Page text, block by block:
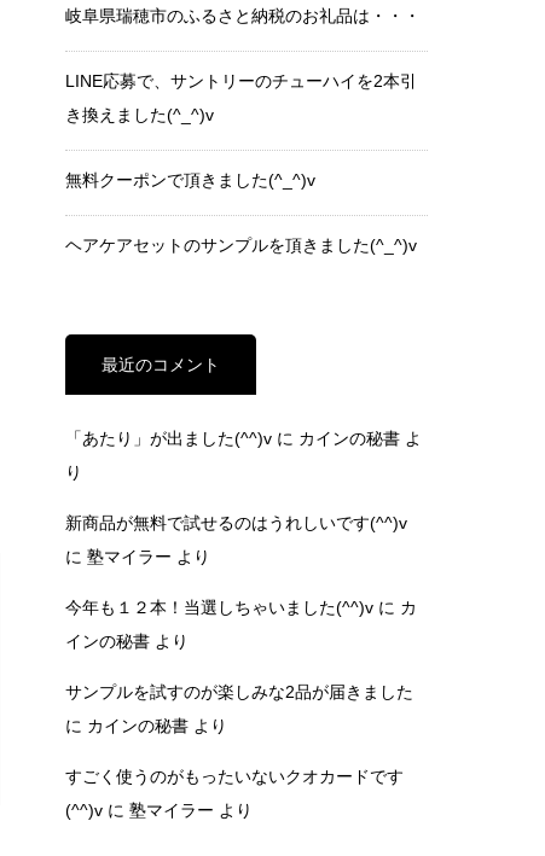
岐阜県瑞穂市のふるさと納税のお礼品は・・・
LINE応募で、サントリーのチューハイを2本引
き換えました(^_^)v
無料クーポンで頂きました(^_^)v
ヘアケアセットのサンプルを頂きました(^_^)v
最近のコメント
「あたり」が出ました(^^)v に カインの秘書 よ
り
新商品が無料で試せるのはうれしいです(^^)v
に 塾マイラー より
今年も１２本！当選しちゃいました(^^)v に カ
インの秘書 より
サンプルを試すのが楽しみな2品が届きました
に カインの秘書 より
すごく使うのがもったいないクオカードです
(^^)v に 塾マイラー より